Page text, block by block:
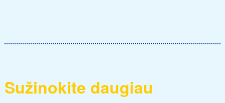
Sužinokite daugiau